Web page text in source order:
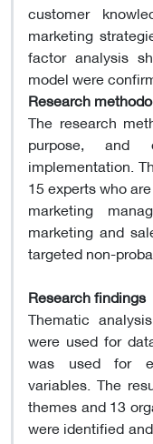
customer
marketing
factor analysis
model were
Research
The research
purpose,
implementation.
15 experts who
marketing
marketing and
targeted non-
Research findings
Thematic
were used for
was used for
variables. The
themes and 13
were identified